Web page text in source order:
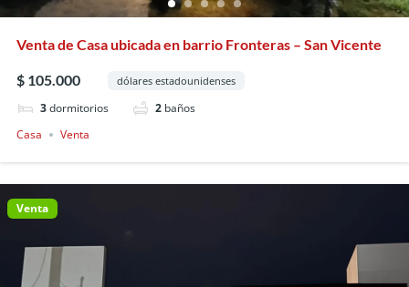
Venta de Casa ubicada en barrio Fronteras – San Vicente
$ 105.000 dólares estadounidenses
3dormitorios 2 baños
Casa
Venta
Venta